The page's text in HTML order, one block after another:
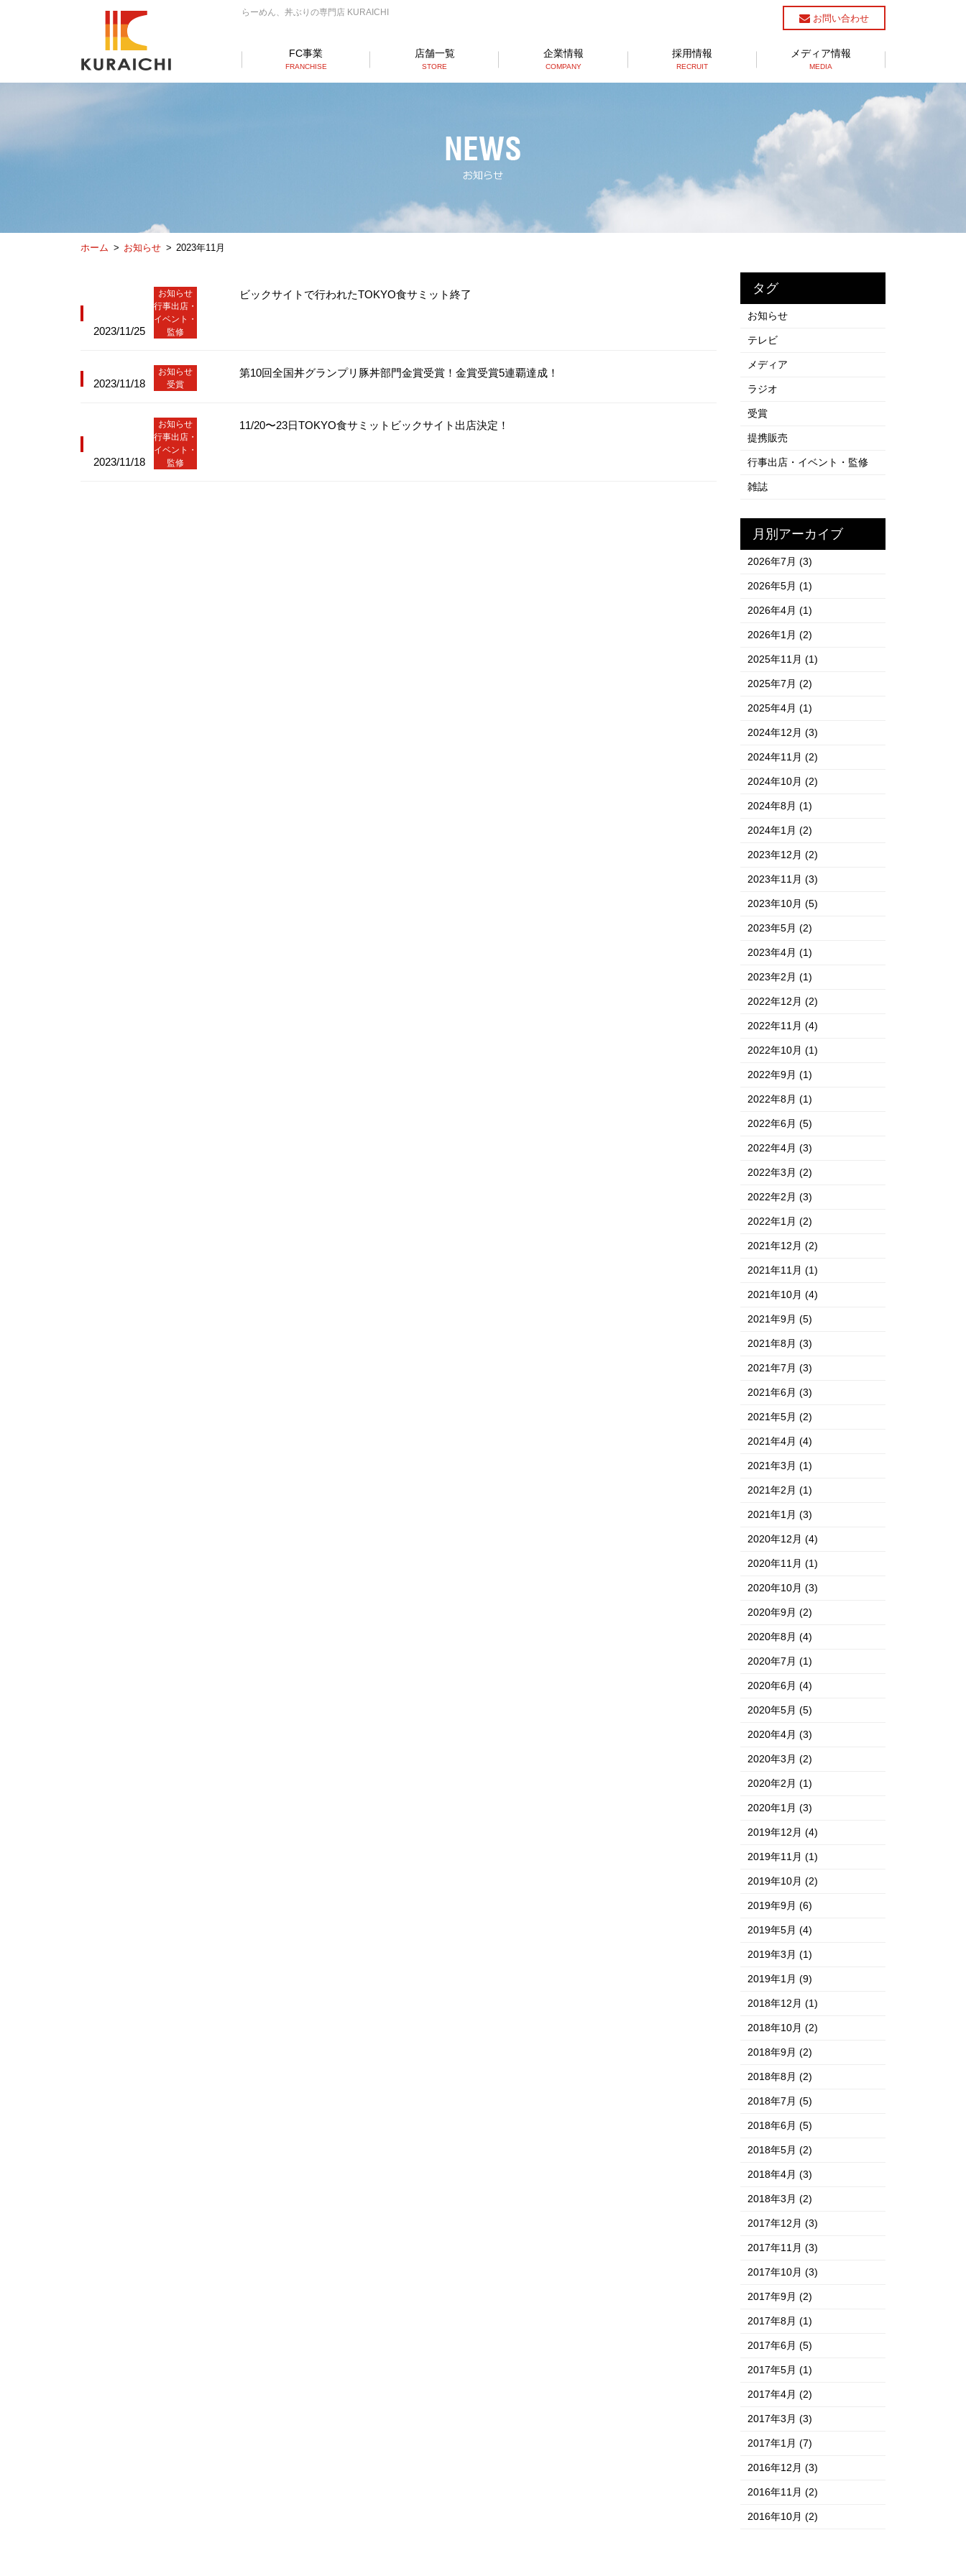
らーめん、丼ぶりの専門店 KURAICHI
お問い合わせ
FC事業
FRANCHISE
店舗一覧
STORE
らーめん店一覧
テイクアウト/デリバリー
企業情報
COMPANY
採用情報
RECRUIT
メディア情報
MEDIA
ホーム お知らせ 2023年11月
2023/11/25
お知らせ
行事出店・
イベント・
監修
ビックサイトで行われたTOKYO食サミット終了
2023/11/18
お知らせ
受賞
第10回全国丼グランプリ豚丼部門金賞受賞！金賞受賞5連覇達成！
2023/11/18
お知らせ
行事出店・
イベント・
監修
11/20〜23日TOKYO食サミットビックサイト出店決定！
タグ
お知らせ
テレビ
メディア
ラジオ
受賞
提携販売
行事出店・イベント・監修
雑誌
月別アーカイブ
2026年7月(3)
2026年5月(1)
2026年4月(1)
2026年1月(2)
2025年11月(1)
2025年7月(2)
2025年4月(1)
2024年12月(3)
2024年11月(2)
2024年10月(2)
2024年8月(1)
2024年1月(2)
2023年12月(2)
2023年11月(3)
2023年10月(5)
2023年5月(2)
2023年4月(1)
2023年2月(1)
2022年12月(2)
2022年11月(4)
2022年10月(1)
2022年9月(1)
2022年8月(1)
2022年6月(5)
2022年4月(3)
2022年3月(2)
2022年2月(3)
2022年1月(2)
2021年12月(2)
2021年11月(1)
2021年10月(4)
2021年9月(5)
2021年8月(3)
2021年7月(3)
2021年6月(3)
2021年5月(2)
2021年4月(4)
2021年3月(1)
2021年2月(1)
2021年1月(3)
2020年12月(4)
2020年11月(1)
2020年10月(3)
2020年9月(2)
2020年8月(4)
2020年7月(1)
2020年6月(4)
2020年5月(5)
2020年4月(3)
2020年3月(2)
2020年2月(1)
2020年1月(3)
2019年12月(4)
2019年11月(1)
2019年10月(2)
2019年9月(6)
2019年5月(4)
2019年3月(1)
2019年1月(9)
2018年12月(1)
2018年10月(2)
2018年9月(2)
2018年8月(2)
2018年7月(5)
2018年6月(5)
2018年5月(2)
2018年4月(3)
2018年3月(2)
2017年12月(3)
2017年11月(3)
2017年10月(3)
2017年9月(2)
2017年8月(1)
2017年6月(5)
2017年5月(1)
2017年4月(2)
2017年3月(3)
2017年1月(7)
2016年12月(3)
2016年11月(2)
2016年10月(2)